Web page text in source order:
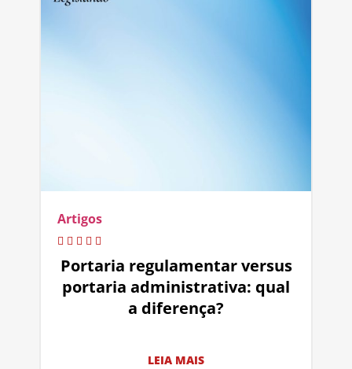
Artigos
Portaria regulamentar versus
portaria administrativa: qual
a diferença?
LEIA MAIS